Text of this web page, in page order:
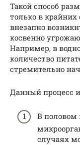
Такой способ
только в
внезапно
косвенно
Например, в
количество
стремительно
Данный процесс
В половом
случаях